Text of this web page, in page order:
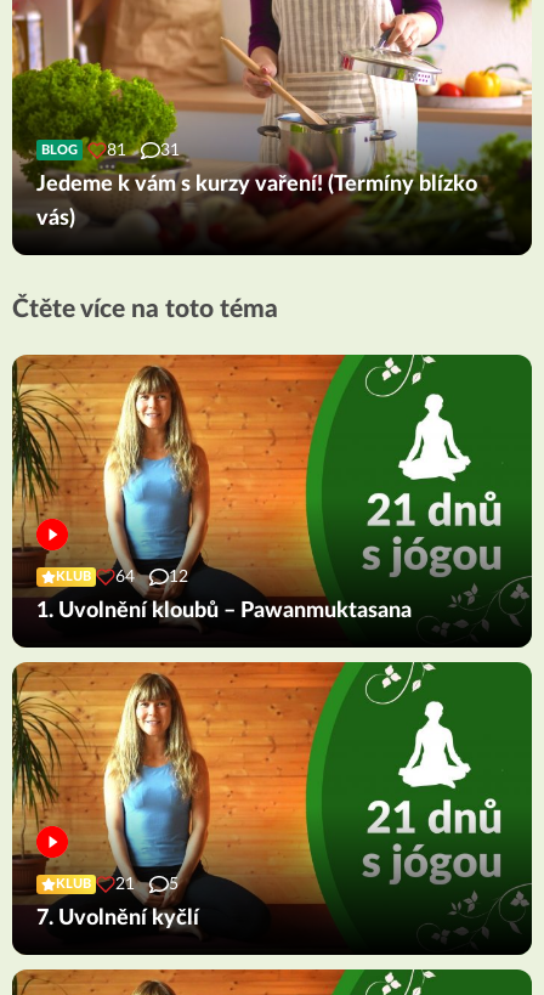
BLOG 81 31
Jedeme k vám s kurzy vaření! (Termíny blízko
vás)
Čtěte více na toto téma
KLUB 64 12
1. Uvolnění kloubů – Pawanmuktasana
KLUB 21 5
7. Uvolnění kyčlí